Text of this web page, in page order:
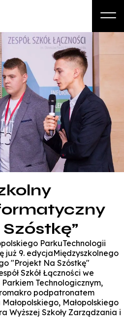
Studia podyplomowe i kursy
Kandydat
Student
Biznes
Zapisz się na studia
ParkuTechnologii
już 9. edycjaMiędzyszkolnego
"Projekt Na Szóstkę"
Szkół Łączności we
Technologicznym,
podpatronatem
Małopolskiego
Wyższej Szkoły Zarządzania i